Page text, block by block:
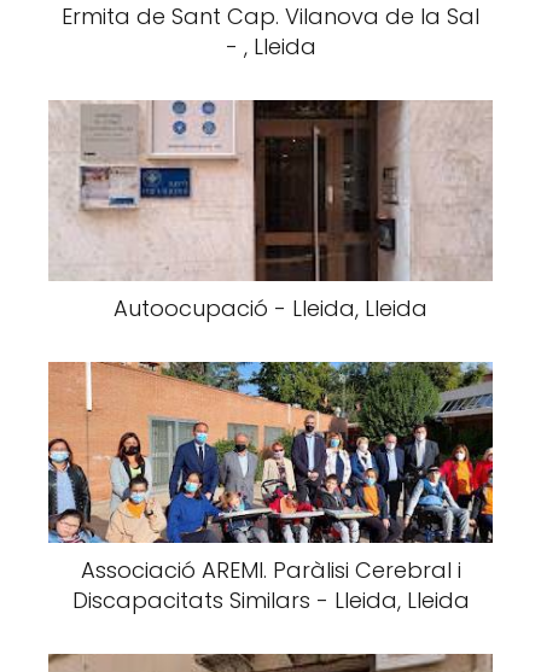
Ermita de Sant Cap. Vilanova de la Sal
- , Lleida
Autoocupació - Lleida, Lleida
Associació AREMI. Paràlisi Cerebral i
Discapacitats Similars - Lleida, Lleida